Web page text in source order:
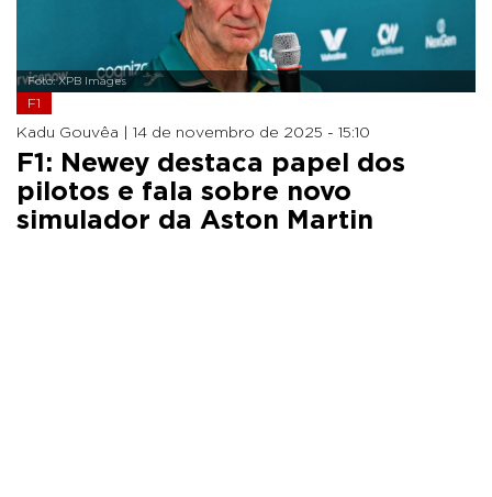
Foto: XPB Images
F1
Kadu Gouvêa | 14 de novembro de 2025 - 15:10
F1: Newey destaca papel dos
pilotos e fala sobre novo
simulador da Aston Martin